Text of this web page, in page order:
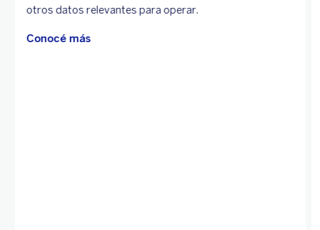
otros datos relevantes para operar.
Conocé más